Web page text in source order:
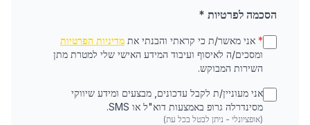
הסכמה לפרטיות *
* אני מאשר/ת כי קראתי והבנתי את מדיניות הפרטיות
ומסכים/ה לאיסוף ועיבוד המידע האישי שלי למטרת מתן
השירות המבוקש.
אני מעוניין/ת לקבל עדכונים, מבצעים ומידע שיווקי
מסינדרלה גרופ באמצעות דוא"ל או SMS.
(אופציונלי - ניתן לבטל בכל עת)